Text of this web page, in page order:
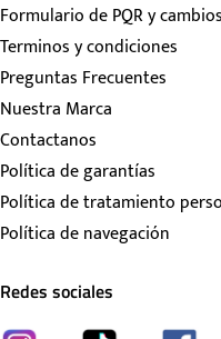
Formulario de PQR y cambios
Terminos y condiciones
Preguntas Frecuentes
Nuestra Marca
Contactanos
Política de garantías
Política de tratamiento
Política de navegación
Redes sociales